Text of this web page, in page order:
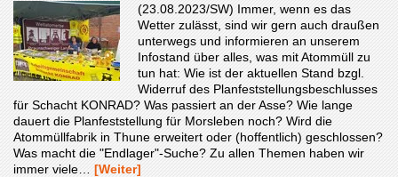
(23.08.2023/SW) Immer, wenn es das
Wetter zulässt, sind wir gern auch draußen
unterwegs und informieren an unserem
Infostand über alles, was mit Atommüll zu
tun hat: Wie ist der aktuellen Stand bzgl.
Widerruf des Planfeststellungsbeschlusses
für Schacht KONRAD? Was passiert an der Asse? Wie lange
dauert die Planfeststellung für Morsleben noch? Wird die
Atommüllfabrik in Thune erweitert oder (hoffentlich) geschlossen?
Was macht die "Endlager"-Suche? Zu allen Themen haben wir
immer viele… [Weiter]